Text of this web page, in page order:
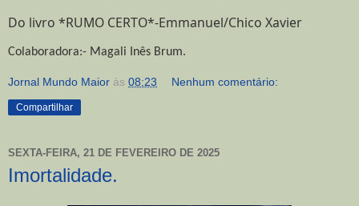
Do livro *RUMO CERTO*-Emmanuel/Chico Xavier
Colaboradora:- Magali Inês Brum.
Jornal Mundo Maior às 08:23 Nenhum comentário:
Compartilhar
SEXTA-FEIRA, 21 DE FEVEREIRO DE 2025
Imortalidade.